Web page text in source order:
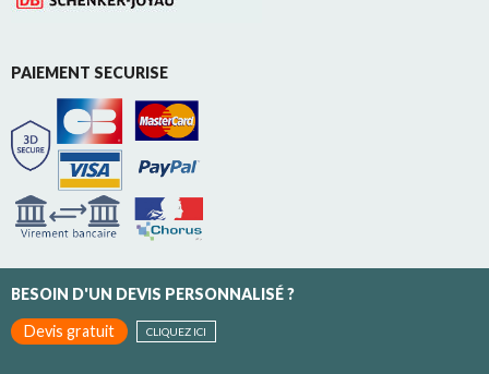
PAIEMENT SECURISE
BESOIN D'UN DEVIS PERSONNALISÉ ?
Devis gratuit
CLIQUEZ ICI